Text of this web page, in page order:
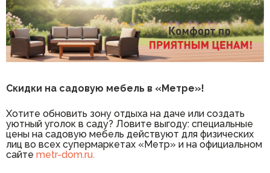
Скидки на садовую мебель в «Метре»!
Хотите обновить зону отдыха на даче или создать
уютный уголок в саду? Ловите выгоду: специальные
цены на садовую мебель действуют для физических
лиц во всех супермаркетах «Метр» и на официальном
сайте metr-dom.ru.